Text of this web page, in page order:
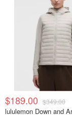
$189.00 $349.00